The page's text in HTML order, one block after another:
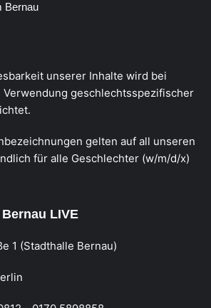
Bernau
unserer Inhalte wird bei
Verwendung geschlechtsspezifischer
gelten auf all unseren
für alle Geschlechter (w/m/d/x)
LIVE
1 (Stadthalle Bernau)